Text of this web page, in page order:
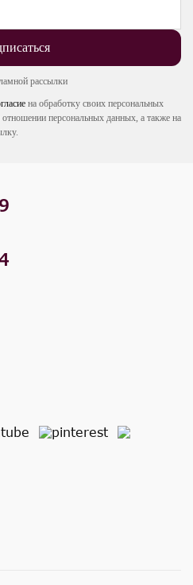
рассылки
на обработку своих персональных
отношении персональных данных, а также на